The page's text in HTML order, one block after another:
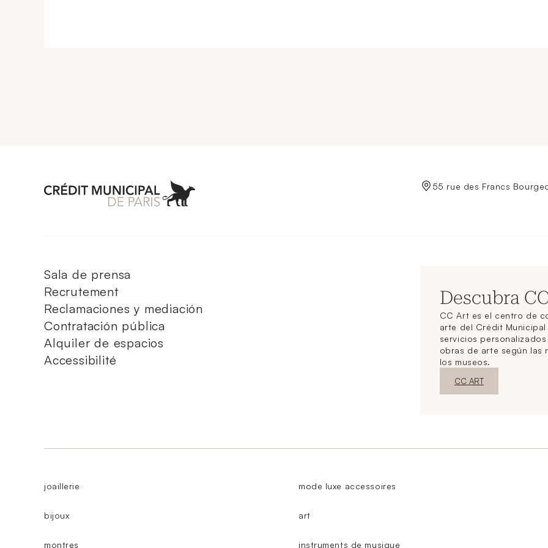
Aller à l'accueil de Crédit Municipal de Paris 55 rue des Francs
Sala de prensa
Recrutement
Reclamaciones y mediación
Contratación pública
Alquiler de espacios
Accessibilité
Descubra
CC Art es el centro de
arte del Crédit
servicios
obras de arte según las
los museos.
Nueva ventanaDescubrir
CC ART
joaillerie
bijoux
montres
mode luxe accessoires
art
instruments de musique